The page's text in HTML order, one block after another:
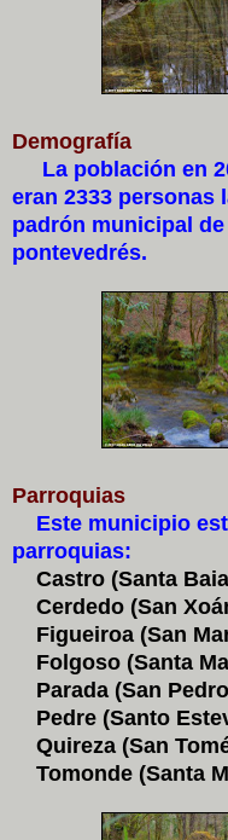
Demografía
La población en
eran 2333 personas
padrón municipal
pontevedrés.
Parroquias
Este municipio
parroquias:
Castro (Santa
Cerdedo (San
Figueiroa (San
Folgoso (Santa
Parada (San
Pedre (Santo
Quireza (San
Tomonde (Santa